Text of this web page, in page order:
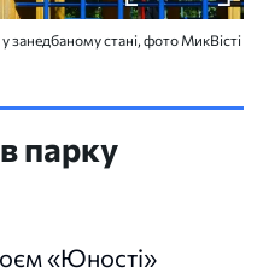
занедбаному стані, фото МикВісті
парку
«Юності»